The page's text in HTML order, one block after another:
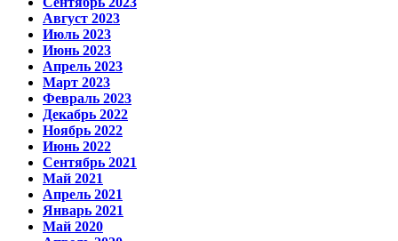
Август 2023
Июль 2023
Июнь 2023
Апрель 2023
Март 2023
Февраль 2023
Декабрь 2022
Ноябрь 2022
Июнь 2022
Сентябрь 2021
Май 2021
Апрель 2021
Январь 2021
Май 2020